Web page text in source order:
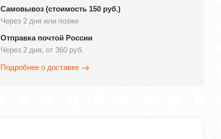
Самовывоз (стоимость 150 руб.)
Через 2 дня или позже
Отправка почтой России
Через 2 дня, от 360 руб.
Подробнее о доставке